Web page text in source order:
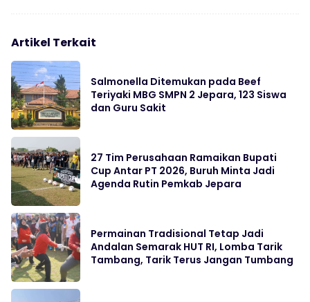
Artikel Terkait
Salmonella Ditemukan pada Beef
Teriyaki MBG SMPN 2 Jepara, 123 Siswa
dan Guru Sakit
27 Tim Perusahaan Ramaikan Bupati
Cup Antar PT 2026, Buruh Minta Jadi
Agenda Rutin Pemkab Jepara
Permainan Tradisional Tetap Jadi
Andalan Semarak HUT RI, Lomba Tarik
Tambang, Tarik Terus Jangan Tumbang